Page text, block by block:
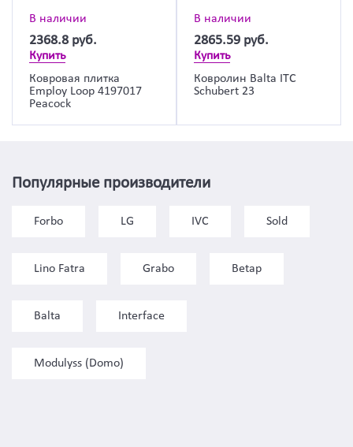
В наличии
2368.8 руб.
Купить
Ковровая плитка
Employ Loop 4197017
Peacock
В наличии
2865.59 руб.
Купить
Ковролин Balta ITC
Schubert 23
Популярные производители
Forbo LG IVC Sold
Lino Fatra Grabo Betap
Balta Interface
Modulyss (Domo)